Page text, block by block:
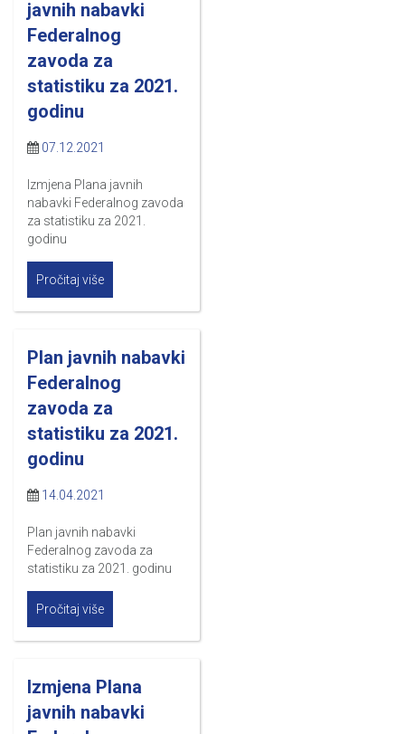
javnih nabavki
Federalnog
zavoda za
statistiku za 2021.
godinu
07.12.2021
Izmjena Plana javnih
nabavki Federalnog zavoda
za statistiku za 2021.
godinu
Pročitaj više
Plan javnih nabavki
Federalnog
zavoda za
statistiku za 2021.
godinu
14.04.2021
Plan javnih nabavki
Federalnog zavoda za
statistiku za 2021. godinu
Pročitaj više
Izmjena Plana
javnih nabavki